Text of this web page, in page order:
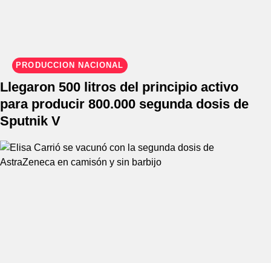
PRODUCCIÓN NACIONAL
Llegaron 500 litros del principio activo
para producir 800.000 segunda dosis de
Sputnik V